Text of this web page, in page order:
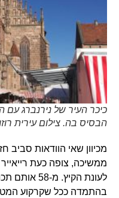
כיכר העיר של נירנברג עם
הבסיס בה. צילום עירית
לעונת
בהתמדה ככל שקרקוע